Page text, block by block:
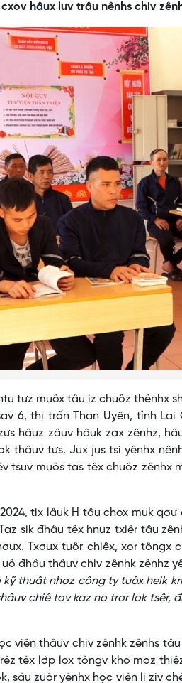
cxov hâux lưv trâu nênhs chiv
muôx tâu iz chuôz thênhx shir
6, thị trấn Than Uyên, tỉnh
hâuz zâuv hâuk zax zênhz,
thâuv tưs. Jux jus tsi yênhx
tsuv muôs tas têx chuôz zênhx
tix lâuk H tâu chox muk qơư
sik đhâu têx hnuz txiêr tâu
Txơưx tuôr chiêx, xor tôngx
đhâu thâuv chiv zênhk zênhz
thuật nhoz công ty tuôx heik
chiê tov kaz no tror lok tsêr,
thâuv chiv zênhk zênhs tâu
têx lớp lox tôngv kho moz
sâu zuôr yênhx học viên li ziv